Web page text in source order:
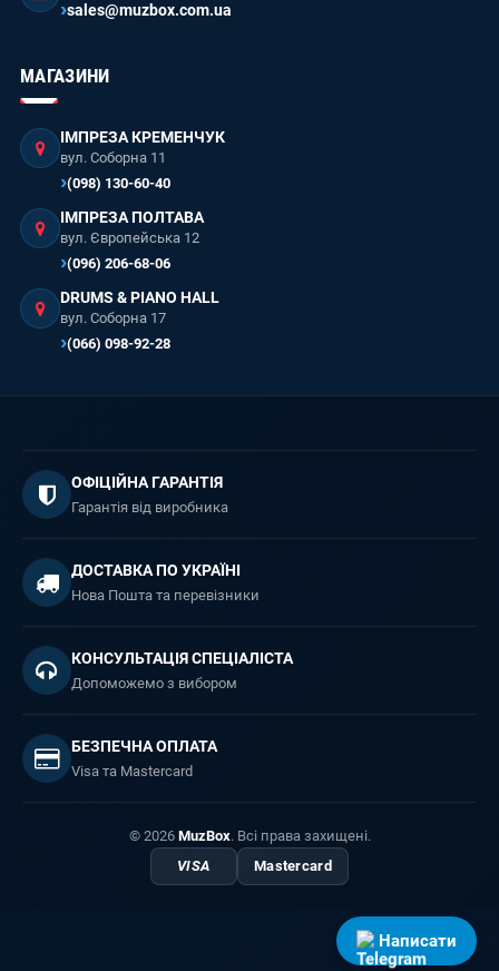
sales@muzbox.com.ua
МАГАЗИНИ
ІМПРЕЗА КРЕМЕНЧУК
вул. Соборна 11
(098) 130-60-40
ІМПРЕЗА ПОЛТАВА
вул. Європейська 12
(096) 206-68-06
DRUMS & PIANO HALL
вул. Соборна 17
(066) 098-92-28
ОФІЦІЙНА ГАРАНТІЯ
Гарантія від виробника
ДОСТАВКА ПО УКРАЇНІ
Нова Пошта та перевізники
КОНСУЛЬТАЦІЯ СПЕЦІАЛІСТА
Допоможемо з вибором
БЕЗПЕЧНА ОПЛАТА
Visa та Mastercard
© 2026 MuzBox. Всі права захищені.
VISA
Mastercard
Написати